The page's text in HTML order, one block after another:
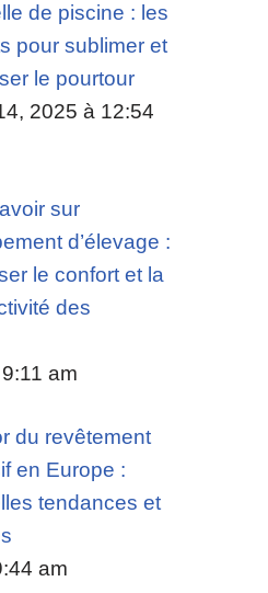
de piscine : les
pour sublimer et
le pourtour
2025 à 12:54
sur
d’élevage :
le confort et la
des
am
du revêtement
en Europe :
tendances et
am